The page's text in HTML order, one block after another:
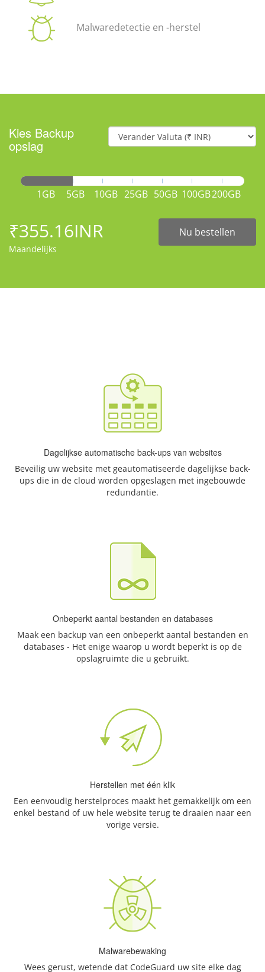
Malwaredetectie en -herstel
Kies Backup
opslag
1GB 5GB 10GB 25GB 50GB 100GB200GB
₹355.16INR
Maandelijks
Nu bestellen
Dagelijkse automatische back-ups van websites
Beveilig uw website met geautomatiseerde dagelijkse back-
ups die in de cloud worden opgeslagen met ingebouwde
redundantie.
Onbeperkt aantal bestanden en databases
Maak een backup van een onbeperkt aantal bestanden en
databases - Het enige waarop u wordt beperkt is op de
opslagruimte die u gebruikt.
Herstellen met één klik
Een eenvoudig herstelproces maakt het gemakkelijk om een
enkel bestand of uw hele website terug te draaien naar een
vorige versie.
Malwarebewaking
Wees gerust, wetende dat CodeGuard uw site elke dag